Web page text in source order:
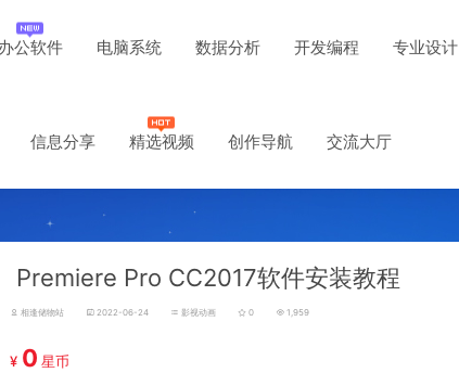
办公软件 电脑系统 数据分析 开发编程 专业设计
信息分享 精选视频 创作导航 交流大厅
Premiere Pro CC2017软件安装教程
相逢储物站 2022-06-24 影视动画 0 1,959
¥ 0 星币